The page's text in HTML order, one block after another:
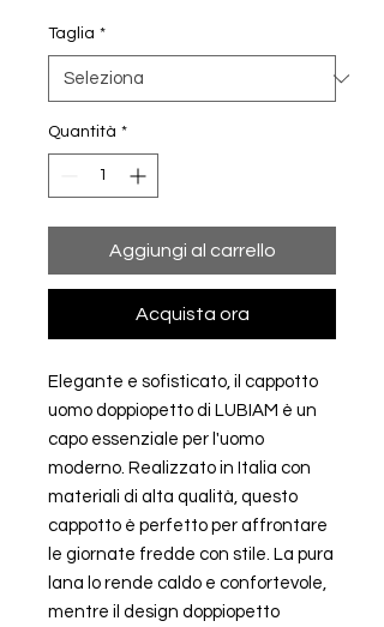
Taglia *
Quantità *
Aggiungi al carrello
Acquista ora
Elegante e sofisticato, il cappotto
uomo doppiopetto di LUBIAM è un
capo essenziale per l'uomo
moderno. Realizzato in Italia con
materiali di alta qualità, questo
cappotto è perfetto per affrontare
le giornate fredde con stile. La pura
lana lo rende caldo e confortevole,
mentre il design doppiopetto